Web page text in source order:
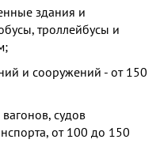
здания и
троллейбусы и
и сооружений - от 150
судов
от 100 до 150